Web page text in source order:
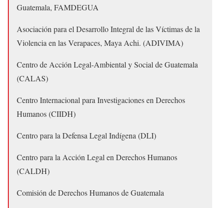
Guatemala, FAMDEGUA
Asociación para el Desarrollo Integral de las Víctimas de la
Violencia en las Verapaces, Maya Achi. (ADIVIMA)
Centro de Acción Legal-Ambiental y Social de Guatemala
(CALAS)
Centro Internacional para Investigaciones en Derechos
Humanos (CIIDH)
Centro para la Defensa Legal Indígena (DLI)
Centro para la Acción Legal en Derechos Humanos
(CALDH)
Comisión de Derechos Humanos de Guatemala